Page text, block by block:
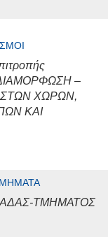
«ΔΙΑΜΟΡΦΩΣΗ –
ΧΩΡΩΝ,
ΚΑΙ
ΣΑΔΑΣ-ΤΜΗΜΑΤΟΣ